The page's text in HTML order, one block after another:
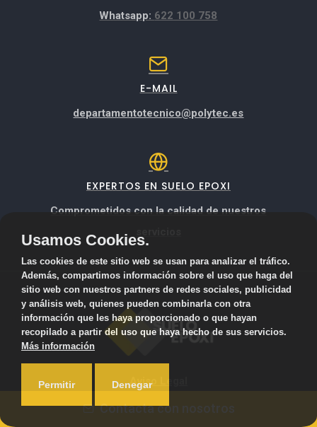
Contacta con nosotros
Whatsapp: 622 100 758
E-MAIL
departamentotecnico@polytec.es
EXPERTOS EN SUELO EPOXI
Comprometidos con la calidad de nuestros
Aviso Legal
Privacidad
Usamos Cookies.
Las cookies de este sitio web se usan para analizar el tráfico.
Además, compartimos información sobre el uso que haga del
sitio web con nuestros partners de redes sociales, publicidad
y análisis web, quienes pueden combinarla con otra
información que les haya proporcionado o que hayan
recopilado a partir del uso que haya hecho de sus servicios.
Más información
Permitir Denegar